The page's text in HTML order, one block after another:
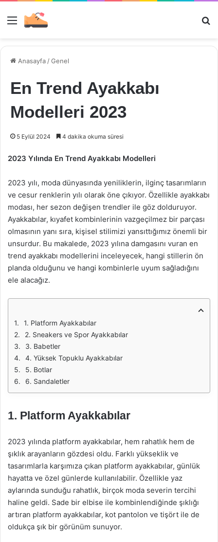
Menü
Anasayfa /Genel
En Trend Ayakkabı
Modelleri 2023
5 Eylül 2024 4 dakika okuma süresi
2023 Yılında En Trend Ayakkabı Modelleri
2023 yılı, moda dünyasında yeniliklerin, ilginç tasarımların
ve cesur renklerin yılı olarak öne çıkıyor. Özellikle ayakkabı
modası, her sezon değişen trendler ile göz dolduruyor.
Ayakkabılar, kıyafet kombinlerinin vazgeçilmez bir parçası
olmasının yanı sıra, kişisel stilimizi yansıttığımız önemli bir
unsurdur. Bu makalede, 2023 yılına damgasını vuran en
trend ayakkabı modellerini inceleyecek, hangi stillerin ön
planda olduğunu ve hangi kombinlerle uyum sağladığını
ele alacağız.
1. Platform Ayakkabılar
2. Sneakers ve Spor Ayakkabılar
3. Babetler
4. Yüksek Topuklu Ayakkabılar
5. Botlar
6. Sandaletler
1. Platform Ayakkabılar
2023 yılında platform ayakkabılar, hem rahatlık hem de
şıklık arayanların gözdesi oldu. Farklı yükseklik ve
tasarımlarla karşımıza çıkan platform ayakkabılar, günlük
hayatta ve özel günlerde kullanılabilir. Özellikle yaz
aylarında sunduğu rahatlık, birçok moda severin tercihi
haline geldi. Sade bir elbise ile kombinlendiğinde şıklığı
artıran platform ayakkabılar, kot pantolon ve tişört ile de
oldukça şık bir görünüm sunuyor.